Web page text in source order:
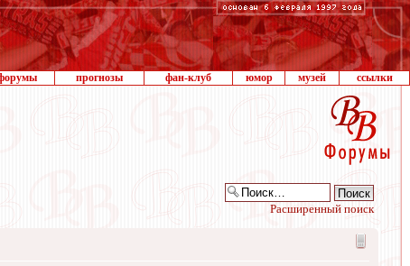
прогнозы фан-клуб юмор музей ссылки
Расширенный поиск